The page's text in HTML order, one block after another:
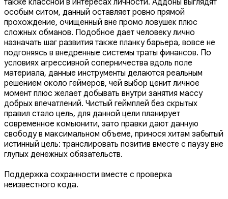
особым ситом, данный оставляет ровно прямой
прохождение, очищенный вне промо ловушек плюс
сложных обманов. Подобное дает человеку лично
назначать шаг развития также планку барьера, вовсе не
подгоняясь в внедренные системы траты финансов. По
условиях агрессивной соперничества вдоль поле
материала, данные инструменты делаются реальным
решением около геймеров, чей выбор ценит личное
момент плюс желает добывать внутри занятия массу
добрых впечатлений. Чистый геймплей без скрытых
правил стало цель, для данной цели планирует
современное комьюнити, зато правки дают данную
свободу в максимальном объеме, принося хитам забытый
истинный цель: транслировать позитив вместе с паузу вне
глупых денежных обязательств.
Поддержка сохранности вместе с проверка
неизвестного кода.